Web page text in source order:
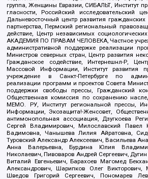
группа, Женщины Евразии, СИБАЛЬТ, Институт
гласности, Российский исследовательский
Дальневосточный центр развития
партнерства, Пермский региональный
действие, Центр независимых
АКАДЕМИЯ ПО ПРАВАМ ЧЕЛОВЕКА, Частное
административной поддержке реализации
Министров северных стран, Центр развития
Гражданское содействие, Интернешнл-Р,
Массовой Информации, Институт развития
учреждение в Санкт-Петербурге по
реализации программ и проектов Совета
поддержки свободы прессы, Гражданский
Общественная комиссия по сохранению
МЕМО. РУ, Институт региональной прессы,
Информации, Экозащита!-Женсовет,
антимонопольная ассоциация, Дзугкоева
Сергей Владимирович, Милославский
Вадимовна, Чанышева Лилия Айратовна,
Туровский Александр Алексеевич, Васильева
Анна Валерьевна, Бурдина Юлия
Николаевич, Пивоваров Андрей Сергеевич, Дугин
Виталий Евгеньевич, Барахоев Магомед
Александрович, Шарипков Олег
Шведов Григорий Сергеевич, Пономарев